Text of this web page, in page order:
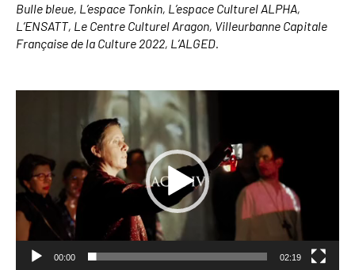
Bulle bleue, L’espace Tonkin, L’espace Culturel ALPHA,
L’ENSATT, Le Centre Culturel Aragon, Villeurbanne Capitale
Française de la Culture 2022, L’ALGED.
Lecteur
vidéo
00:00 02:19